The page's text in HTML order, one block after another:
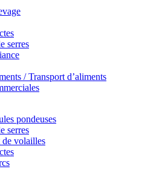
serres
/ Transport d’aliments
pondeuses
serres
de volailles